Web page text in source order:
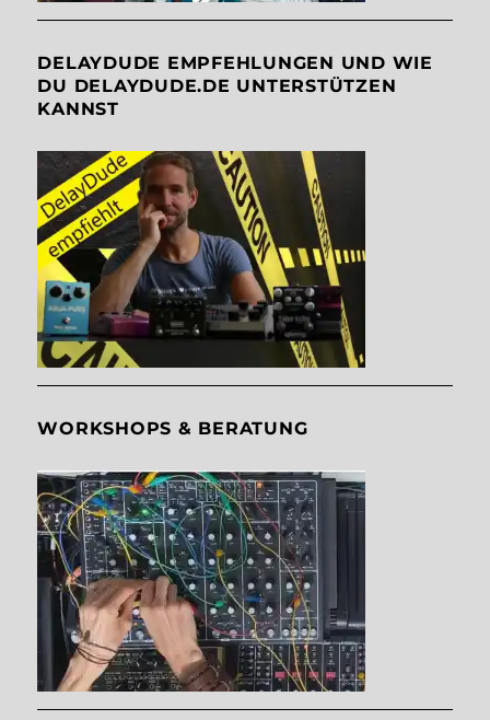
DELAYDUDE EMPFEHLUNGEN UND WIE
DU DELAYDUDE.DE UNTERSTÜTZEN
KANNST
WORKSHOPS & BERATUNG